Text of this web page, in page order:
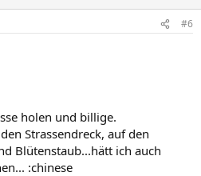
#6
holen und billige.
Strassendreck, auf den
Blütenstaub...hätt ich auch
:chinese